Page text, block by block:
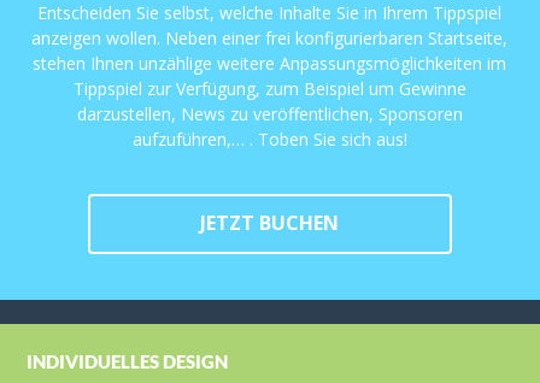
Entscheiden Sie selbst, welche Inhalte Sie in Ihrem Tippspiel
anzeigen wollen. Neben einer frei konfigurierbaren Startseite,
stehen Ihnen unzählige weitere Anpassungsmöglichkeiten im
Tippspiel zur Verfügung, zum Beispiel um Gewinne
darzustellen, News zu veröffentlichen, Sponsoren
aufzuführen,… . Toben Sie sich aus!
JETZT BUCHEN
INDIVIDUELLES DESIGN